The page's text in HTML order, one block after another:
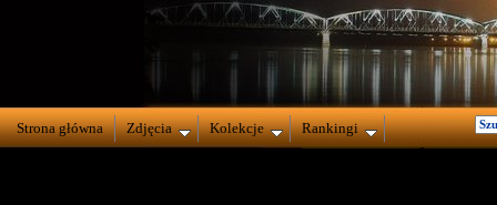
Strona główna Zdjęcia Kolekcje Rankingi